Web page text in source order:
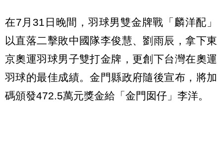
在7月31日晚間，羽球男雙金牌戰「麟洋配」
以直落二擊敗中國隊李俊慧、劉雨辰，拿下東
京奧運羽球男子雙打金牌，更創下台灣在奧運
羽球的最佳成績。金門縣政府隨後宣布，將加
碼頒發472.5萬元獎金給「金門囡仔」李洋。